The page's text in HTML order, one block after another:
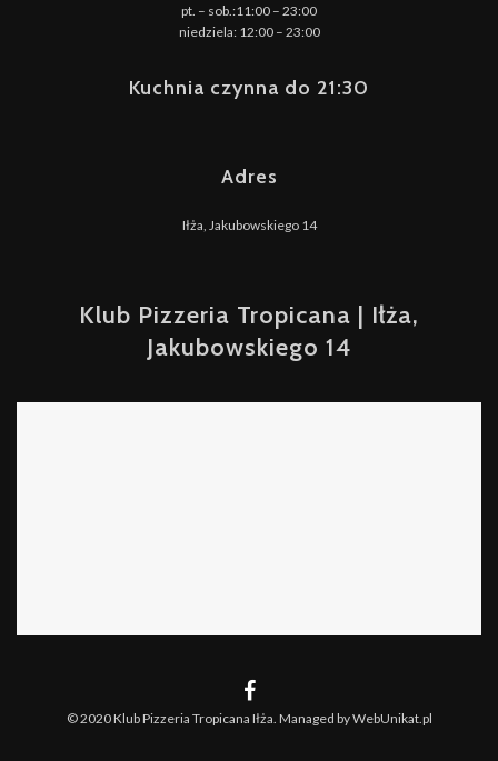
pt. – sob.:11:00 – 23:00
niedziela: 12:00 – 23:00
Kuchnia czynna do 21:30
Adres
Iłża, Jakubowskiego 14
Klub Pizzeria Tropicana | Iłża,
Jakubowskiego 14
© 2020 Klub Pizzeria Tropicana Iłża. Managed by WebUnikat.pl